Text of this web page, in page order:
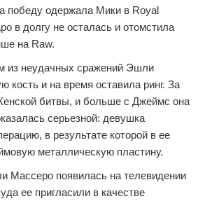
победу одержала Мики в Royal
в долгу не осталась и отомстила
на Raw.
из неудачных сражений Эшли
кость и на время оставила ринг. За
битвы, и больше с Джеймс она
серьезной: девушка
в результате которой в ее
металлическую пластину.
Массеро появилась на телевидении
ее пригласили в качестве